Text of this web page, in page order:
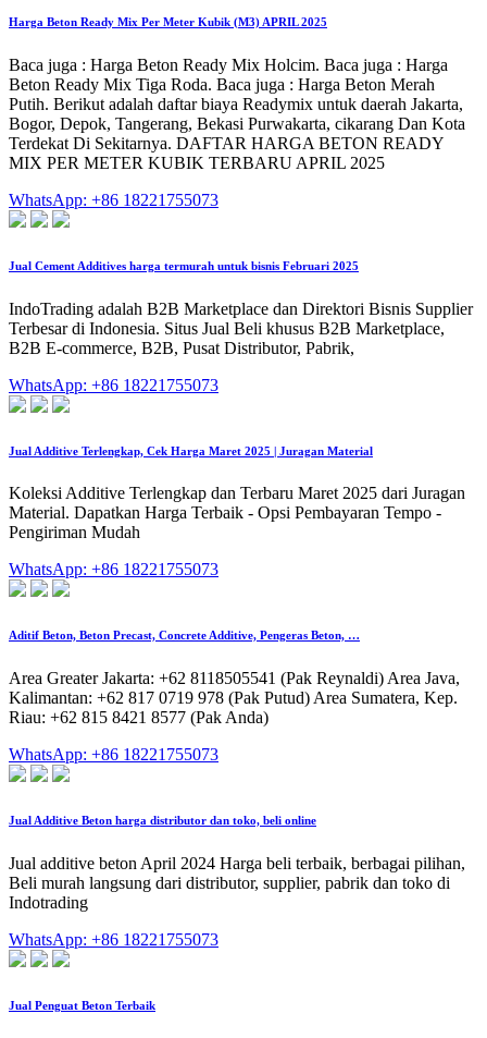
Harga Beton Ready Mix Per Meter Kubik (M3) APRIL 2025
Baca juga : Harga Beton Ready Mix Holcim. Baca juga : Harga
Beton Ready Mix Tiga Roda. Baca juga : Harga Beton Merah
Putih. Berikut adalah daftar biaya Readymix untuk daerah Jakarta,
Bogor, Depok, Tangerang, Bekasi Purwakarta, cikarang Dan Kota
Terdekat Di Sekitarnya. DAFTAR HARGA BETON READY
MIX PER METER KUBIK TERBARU APRIL 2025
WhatsApp: +86 18221755073
Jual Cement Additives harga termurah untuk bisnis Februari 2025
IndoTrading adalah B2B Marketplace dan Direktori Bisnis Supplier
Terbesar di Indonesia. Situs Jual Beli khusus B2B Marketplace,
B2B E-commerce, B2B, Pusat Distributor, Pabrik,
WhatsApp: +86 18221755073
Jual Additive Terlengkap, Cek Harga Maret 2025 | Juragan Material
Koleksi Additive Terlengkap dan Terbaru Maret 2025 dari Juragan
Material. Dapatkan Harga Terbaik - Opsi Pembayaran Tempo -
Pengiriman Mudah
WhatsApp: +86 18221755073
Aditif Beton, Beton Precast, Concrete Additive, Pengeras Beton, …
Area Greater Jakarta: +62 8118505541 (Pak Reynaldi) Area Java,
Kalimantan: +62 817 0719 978 (Pak Putud) Area Sumatera, Kep.
Riau: +62 815 8421 8577 (Pak Anda)
WhatsApp: +86 18221755073
Jual Additive Beton harga distributor dan toko, beli online
Jual additive beton April 2024 Harga beli terbaik, berbagai pilihan,
Beli murah langsung dari distributor, supplier, pabrik dan toko di
Indotrading
WhatsApp: +86 18221755073
Jual Penguat Beton Terbaik